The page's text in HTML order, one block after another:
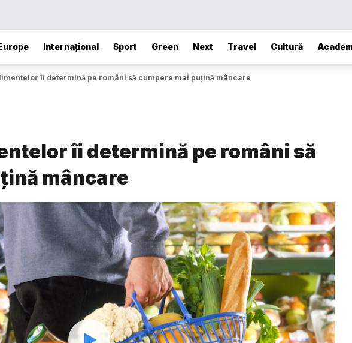
Internațional Sport Green Next Travel Cultură
îi determină pe români să cumpere mai puțină mâncare
îi determină pe români să
mâncare